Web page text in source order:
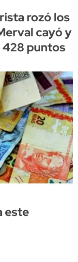
rozó los
cayó y
428 puntos
este